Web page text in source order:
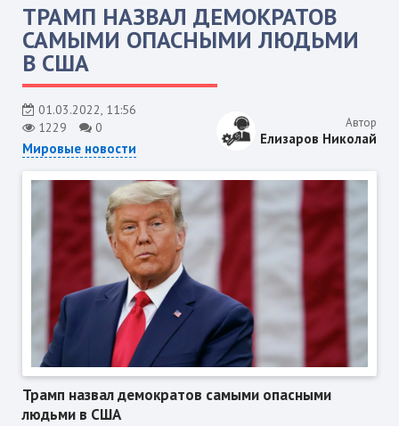
ТРАМП НАЗВАЛ ДЕМОКРАТОВ
САМЫМИ ОПАСНЫМИ ЛЮДЬМИ
В США
01.03.2022, 11:56
1229
0
Мировые новости
Автор
Елизаров Николай
Трамп назвал демократов самыми опасными
людьми в США